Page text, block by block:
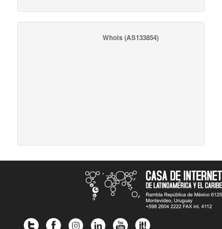
Whois (AS133854)